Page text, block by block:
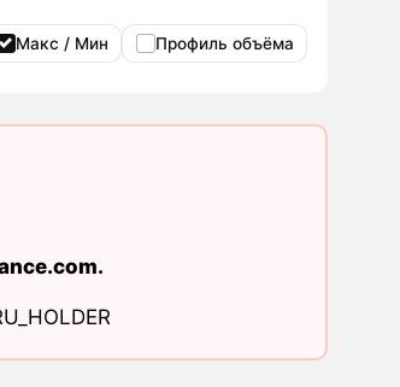
Макс / Мин Профиль объёма
.